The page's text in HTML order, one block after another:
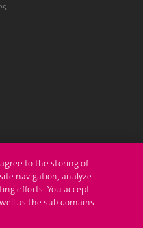
agree to the storing of
navigation, analyze
efforts. You accept
as the sub domains